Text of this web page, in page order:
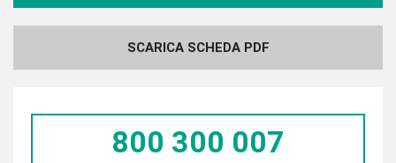
SCARICA SCHEDA PDF
800 300 007